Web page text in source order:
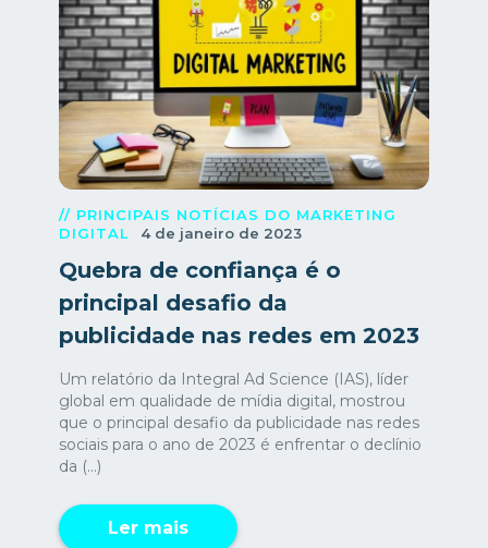
// PRINCIPAIS NOTÍCIAS DO MARKETING
DIGITAL
4 de janeiro de 2023
Quebra de confiança é o
principal desafio da
publicidade nas redes em 2023
Um relatório da Integral Ad Science (IAS), líder
global em qualidade de mídia digital, mostrou
que o principal desafio da publicidade nas redes
sociais para o ano de 2023 é enfrentar o declínio
da (...)
Ler mais